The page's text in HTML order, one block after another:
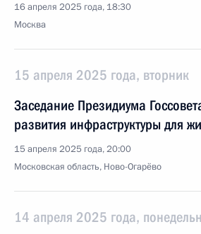
16 апреля 2025 года, 18:30
Москва
15 апреля 2025 года, вторник
Заседание Президиума
развития инфраструктуры для
15 апреля 2025 года, 20:00
Московская область, Ново-Огарёво
14 апреля 2025 года,